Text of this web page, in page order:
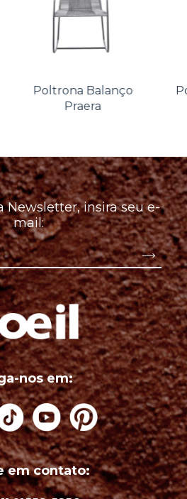
Poltrona Balanço
Praera
Newsletter, insira seu e-
mail:
nos em:
em contato: